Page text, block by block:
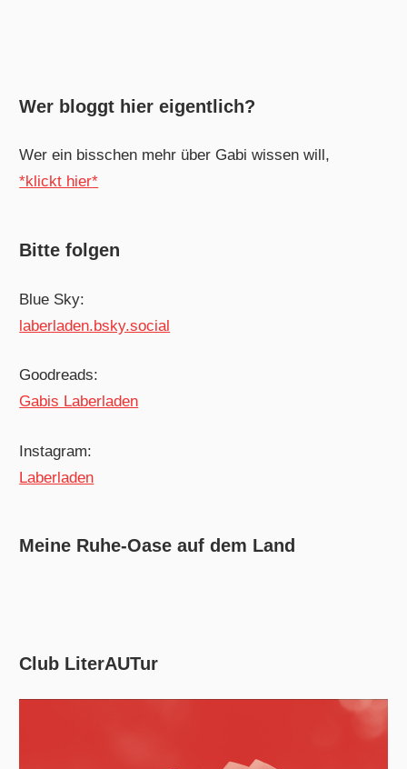
Wer bloggt hier eigentlich?
Wer ein bisschen mehr über Gabi wissen will,
*klickt hier*
Bitte folgen
Blue Sky:
laberladen.bsky.social
Goodreads:
Gabis Laberladen
Instagram:
Laberladen
Meine Ruhe-Oase auf dem Land
Club LiterAUTur